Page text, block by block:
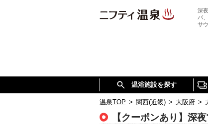
深
パ、
サ
温浴施設を探す
温泉TOP > 関西(近畿) > 大阪府 >
【クーポンあり】深